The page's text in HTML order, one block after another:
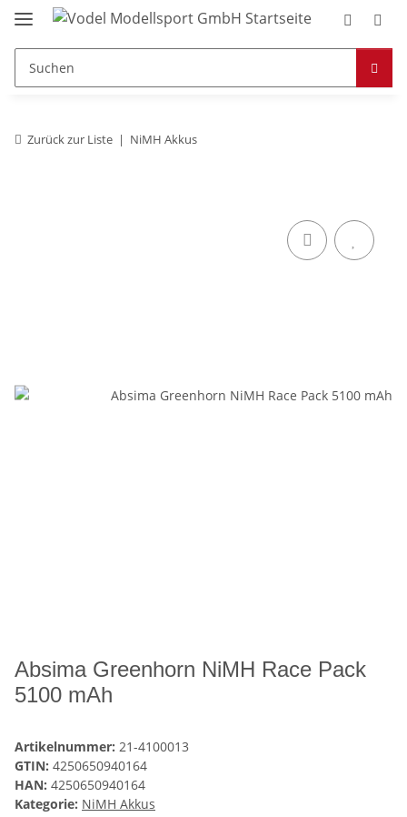
Zurück zur Liste NiMH Akkus
Absima Greenhorn NiMH Race Pack
5100 mAh
Artikelnummer: 21-4100013
GTIN: 4250650940164
HAN: 4250650940164
Kategorie: NiMH Akkus